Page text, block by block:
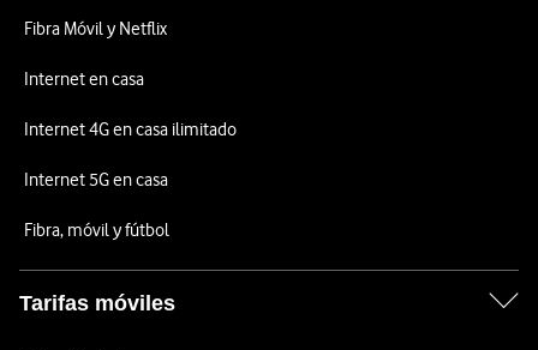
Fibra Móvil y Netflix
Internet en casa
Internet 4G en casa ilimitado
Internet 5G en casa
Fibra, móvil y fútbol
Tarifas móviles